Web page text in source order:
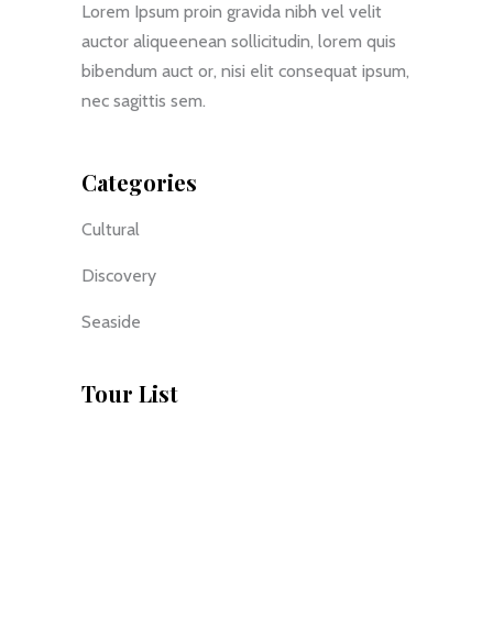
Lorem Ipsum proin gravida nibh vel velit
auctor aliqueenean sollicitudin, lorem quis
bibendum auct or, nisi elit consequat ipsum,
nec sagittis sem.
Categories
Cultural
Discovery
Seaside
Tour List